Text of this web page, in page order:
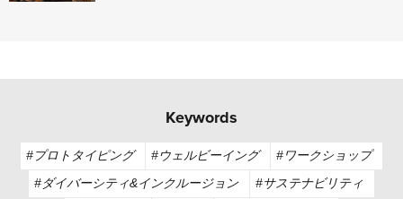
Keywords
#プロトタイピング #ウェルビーイング
#ワークショップ
#ダイバーシティ&インクルージョン
#サステナビリティ